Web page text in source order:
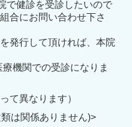
で健診を受診したいので
合にお問い合わせ下さ
発行して頂ければ、本院
機関での受診になりま
て異なります）
は関係ありません)>